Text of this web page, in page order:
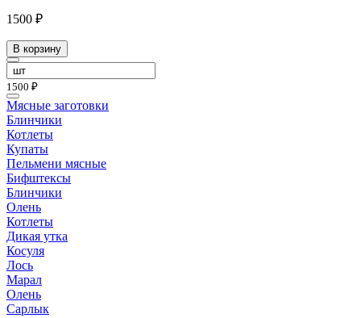
1500 ₽
В корзину
1500 ₽
Мясные заготовки
Блинчики
Котлеты
Купаты
Пельмени мясные
Бифштексы
Блинчики
Олень
Котлеты
Дикая утка
Косуля
Лось
Марал
Олень
Сарлык